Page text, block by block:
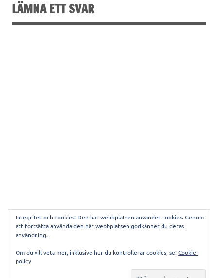
LÄMNA ETT SVAR
skräppost.Lär dig om hur din kommentarsdata
bearbetas
Integritet och cookies: Den här webbplatsen använder cookies. Genom
att fortsätta använda den här webbplatsen godkänner du deras
användning.
Om du vill veta mer, inklusive hur du kontrollerar cookies, se:Cookie-
policy